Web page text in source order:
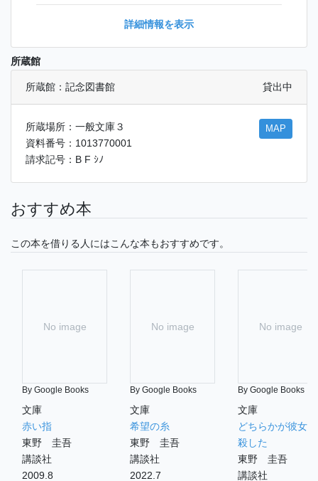
詳細情報を表示
所蔵館
所蔵館：記念図書館 貸出中
所蔵場所：一般文庫３
資料番号：1013770001
請求記号：B F ｼﾉ
MAP
おすすめ本
この本を借りる人にはこんな本もおすすめです。
No image
By Google Books
文庫
赤い指
東野 圭吾
講談社
2009.8
No image
By Google Books
文庫
希望の糸
東野 圭吾
講談社
2022.7
No image
By Google Books
文庫
どちらかが彼女を
殺した
東野 圭吾
講談社